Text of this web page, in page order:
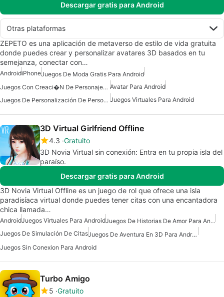
Descargar gratis para Android
Otras plataformas
ZEPETO es una aplicación de metaverso de estilo de vida gratuita
donde puedes crear y personalizar avatares 3D basados en tu
semejanza, conectar con…
AndroidiPhoneJuegos De Moda Gratis Para Android
Juegos Con Creaci�n De Personajes En Android Avatar Para Android
Juegos De Personalización De Personajes Para Android Juegos Virtuales Para Android
3D Virtual Girlfriend Offline
4.3 Gratuito
3D Novia Virtual sin conexión: Entra en tu propia isla del
paraíso.
Descargar gratis para Android
3D Novia Virtual Offline es un juego de rol que ofrece una isla
paradisíaca virtual donde puedes tener citas con una encantadora
chica llamada…
AndroidJuegos Virtuales Para Android
Juegos De Historias De Amor Para Android
Juegos De Simulación De Citas
Juegos De Aventura En 3D Para Android
Juegos Sin Conexion Para Android
Turbo Amigo
5 Gratuito